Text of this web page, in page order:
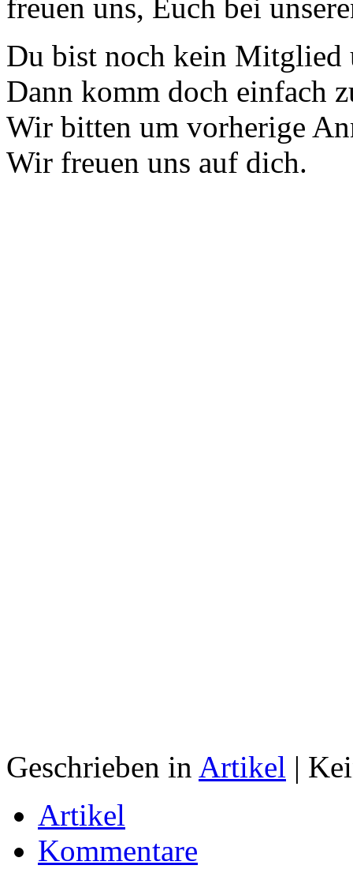
freuen uns, Euch bei
Du bist noch kein Mitglied
Dann komm doch einfach
Wir bitten um vorherige
Wir freuen uns auf dich.
Geschrieben in Artikel |
Artikel
Kommentare